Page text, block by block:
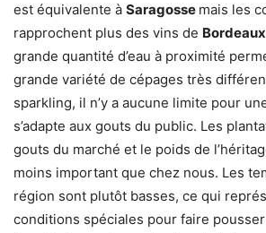
est équivalente à Saragosse mais les
rapprochent plus des vins de Bordeaux
grande quantité d’eau à proximité
grande variété de cépages très
sparkling, il n’y a aucune limite pour
s’adapte aux gouts du public. Les
gouts du marché et le poids de
moins important que chez nous. Les
région sont plutôt basses, ce qui
conditions spéciales pour faire